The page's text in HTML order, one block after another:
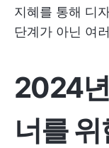
지혜를 통해 디
단계가 아닌 여
2024
너를